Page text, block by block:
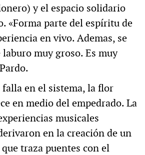
y el espacio solidario
«Forma parte del espíritu de
en vivo. Ademas, se
muy groso. Es muy
falla en el sistema, la flor
en medio del empedrado. La
musicales
en la creación de un
traza puentes con el